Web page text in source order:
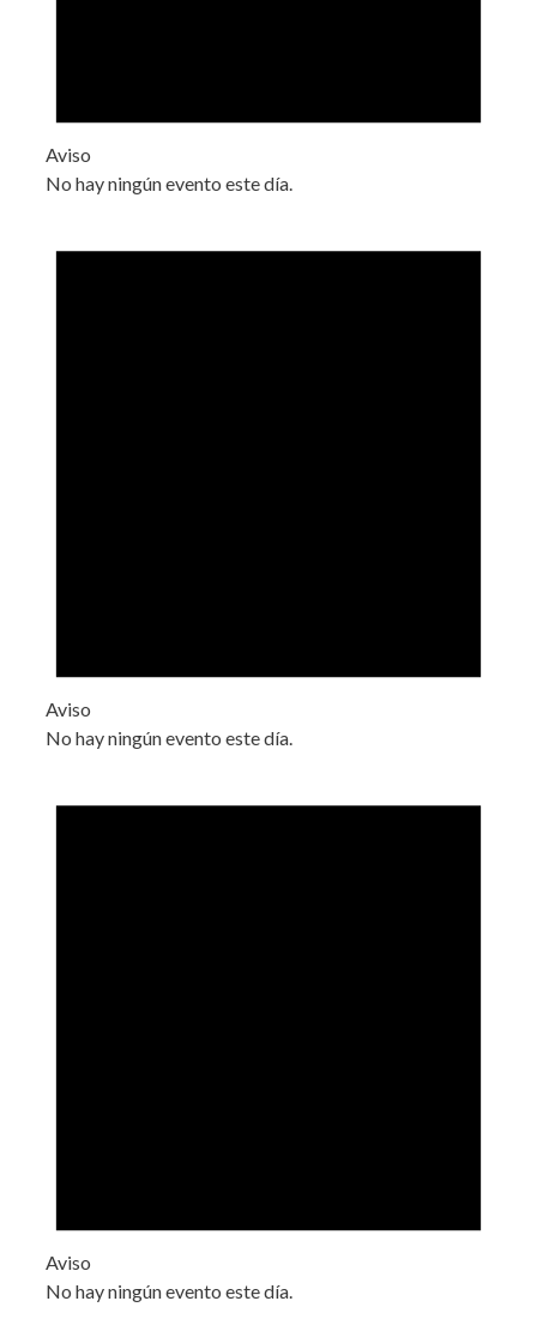
Aviso
No hay ningún evento este día.
Aviso
No hay ningún evento este día.
Aviso
No hay ningún evento este día.